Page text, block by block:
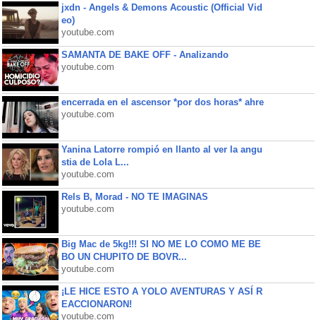
jxdn - Angels & Demons Acoustic (Official Vid
eo)
youtube.com
SAMANTA DE BAKE OFF - Analizando
youtube.com
encerrada en el ascensor *por dos horas* ahre
youtube.com
Yanina Latorre rompió en llanto al ver la angu
stia de Lola L...
youtube.com
Rels B, Morad - NO TE IMAGINAS
youtube.com
Big Mac de 5kg!!! SI NO ME LO COMO ME BE
BO UN CHUPITO DE BOVR...
youtube.com
¡LE HICE ESTO A YOLO AVENTURAS Y ASÍ R
EACCIONARON!
youtube.com